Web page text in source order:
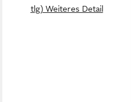
tlg) Weiteres Detail